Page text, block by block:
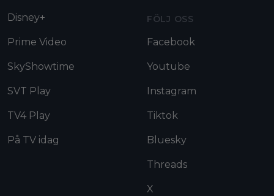
Disney+
Prime Video
SkyShowtime
SVT Play
TV4 Play
På TV idag
FÖLJ OSS
Facebook
Youtube
Instagram
Tiktok
Bluesky
Threads
X